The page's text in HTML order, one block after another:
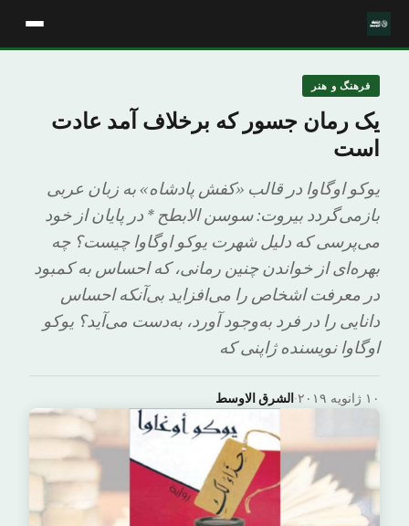
فرهنگ و هنر
یک رمان جسور که برخلاف آمد عادت
است
یوکو اوگاوا در قالب «کفش پادشاه» به زبان عربی
بازمی‌گردد بیروت: سوسن الابطح * در پایان از خود
می‌پرسی که دلیل شهرت یوکو اوگاوا چیست؟ چه
بهره‌ای از خواندن چنین رمانی، که احساس به کمبود
در معرفت اشخاص را می‌افزاید بی‌آنکه احساس
دانایی را در فرد به‌وجود آورد، به‌دست می‌آید؟ یوکو
اوگاوا نویسنده ژاپنی که
الشرق الاوسط· ۱۰ ژانویه ۲۰۱۹